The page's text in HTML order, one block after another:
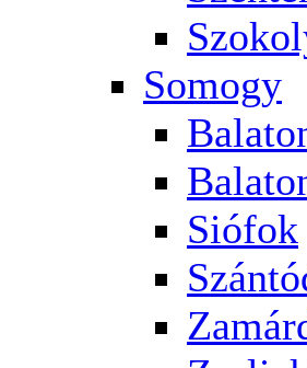
Somogy
Siófok